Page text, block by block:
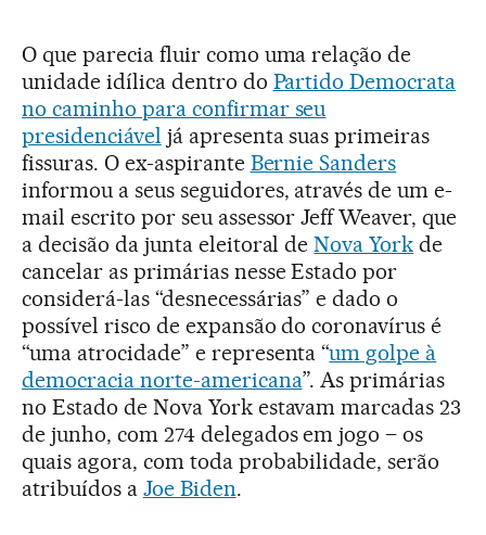
O que parecia fluir como uma relação de
unidade idílica dentro do Partido Democrata
no caminho para confirmar seu
presidenciável já apresenta suas primeiras
fissuras. O ex-aspirante Bernie Sanders
informou a seus seguidores, através de um e-
mail escrito por seu assessor Jeff Weaver, que
a decisão da junta eleitoral deNova York de
cancelar as primárias nesse Estado por
considerá-las “desnecessárias” e dado o
possível risco de expansão do coronavírus é
“uma atrocidade” e representa “um golpe à
democracia norte-americana”. As primárias
no Estado de Nova York estavam marcadas 23
de junho, com 274 delegados em jogo – os
quais agora, com toda probabilidade, serão
atribuídos a Joe Biden.